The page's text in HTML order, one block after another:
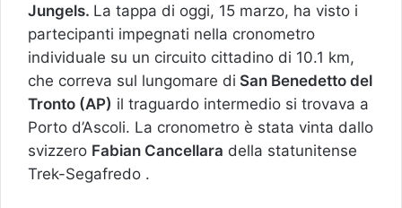
Jungels. La tappa di oggi, 15 marzo, ha visto i
partecipanti impegnati nella cronometro
individuale su un circuito cittadino di 10.1 km,
che correva sul lungomare di San Benedetto del
Tronto (AP) il traguardo intermedio si trovava a
Porto d’Ascoli. La cronometro è stata vinta dallo
svizzero Fabian Cancellara della statunitense
Trek-Segafredo .